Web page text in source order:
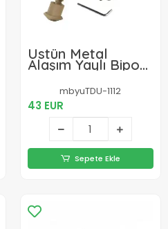
Üstün Metal
Alaşım Yaylı Bipod
Çatalayak
mbyuTDU-1112
43 EUR
Sepete Ekle